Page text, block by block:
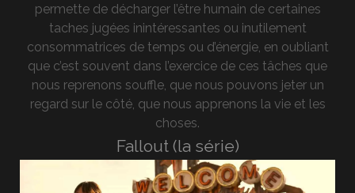
permette de décharger l’être humain de certaines
taches jugées inintéressantes ou inutilement
consommatrices de temps ou d’énergie, en oubliant
que c’est souvent dans l’exercice de ces tâches que
nous reprenons souffle, que nous pouvons jeter un
regard sur le côté, que nous apprenons la vie et les
choses.
Fallout (la série)